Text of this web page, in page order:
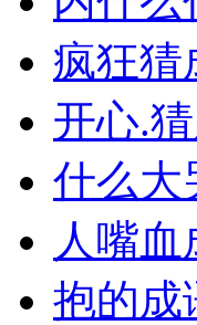
疯狂猜
开心.
什么大
人嘴
抱的成